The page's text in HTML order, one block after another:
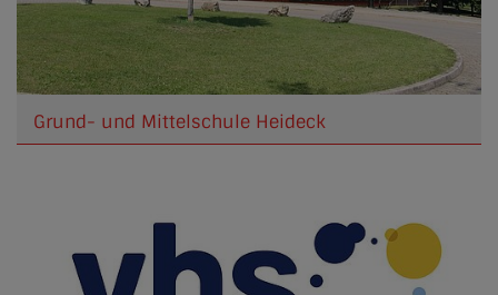
Grund- und Mittelschule Heideck